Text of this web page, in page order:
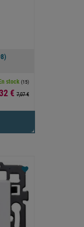
En stock (15)
€ 7,07 €
favorite